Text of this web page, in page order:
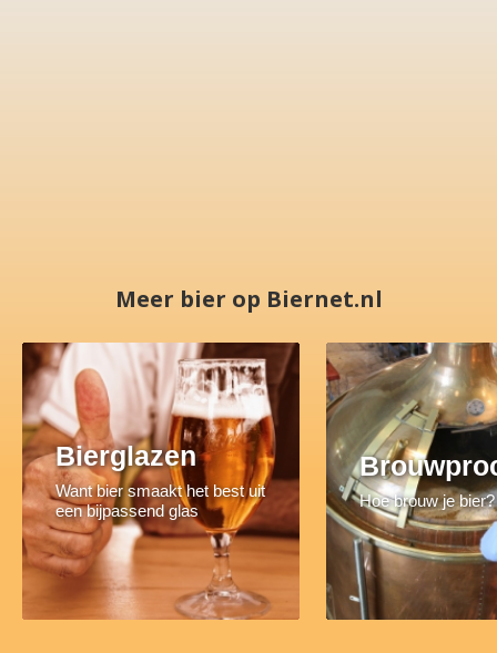
Meer bier op Biernet.nl
Bierglazen
Want bier smaakt het best uit
een bijpassend glas
Hoe brouw je bier?